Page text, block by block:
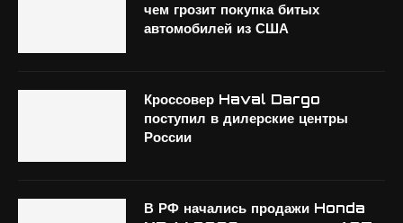
чем грозит покупка битых
автомобилей из США
Кроссовер Haval Dargo
поступил в дилерские центры
России
В РФ начались продажи Honda